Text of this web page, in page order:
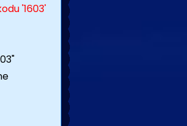
'1603'